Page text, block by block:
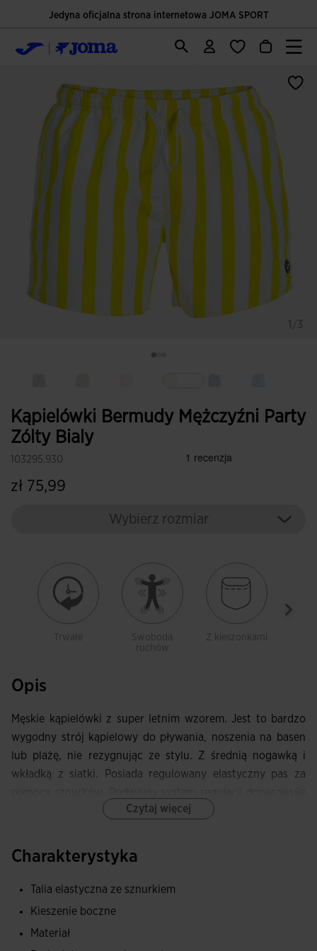
Jedyna oficjalna strona internetowa JOMA SPORT
Kąpielówki Bermudy Mężczyźni Party
Zólty Bialy
103295.930
zł 75,99
Wybierz rozmiar
Trwałe
Swoboda
ruchów
Z kieszonkami
Opis
Męskie kąpielówki z super letnim wzorem. Jest to bardzo
wygodny strój kąpielowy do pływania, noszenia na basen
lub plażę, nie rezygnując ze stylu. Z średnią nogawką i
wkładką z siatki. Posiada regulowany elastyczny pas za
się do sylwetki sportowca, jednocześnie zapobiegając
także boczna kieszeń z lekkiej i elastycznej siateczki, która
nie dodaje wagi do szortów. W niej zmieszczą się
niezbędne przedmioty, które chcesz mieć przy sobie poza
trwałości. Z wykończeniem odpornym na wodę i szybkim
Czytaj więcej
Charakterystyka
Talia elastyczna ze sznurkiem
Kieszenie boczne
Materiał